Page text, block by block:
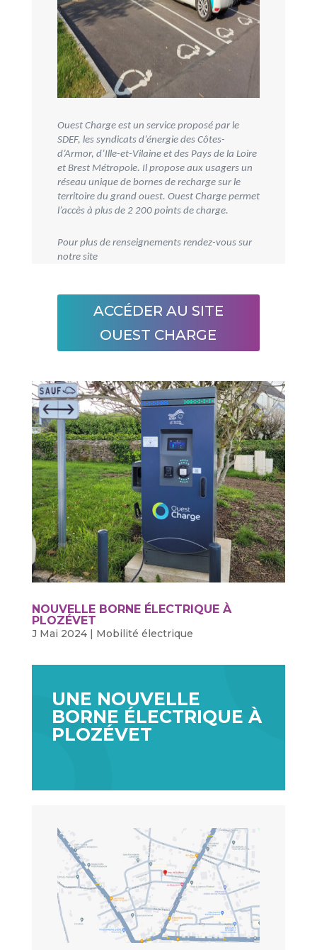
Ouest Charge est un service proposé par le
SDEF, les syndicats d’énergie des Côtes-
d’Armor, d’Ille-et-Vilaine et des Pays de la Loire
et Brest Métropole. Il propose aux usagers un
réseau unique de bornes de recharge sur le
territoire du grand ouest. Ouest Charge permet
l’accès à plus de 2 200 points de charge.
Pour plus de renseignements rendez-vous sur
notre site
ACCÉDER AU SITE
OUEST CHARGE
NOUVELLE BORNE ÉLECTRIQUE À
PLOZÉVET
J Mai 2024| Mobilité électrique
UNE NOUVELLE
BORNE ÉLECTRIQUE À
PLOZÉVET